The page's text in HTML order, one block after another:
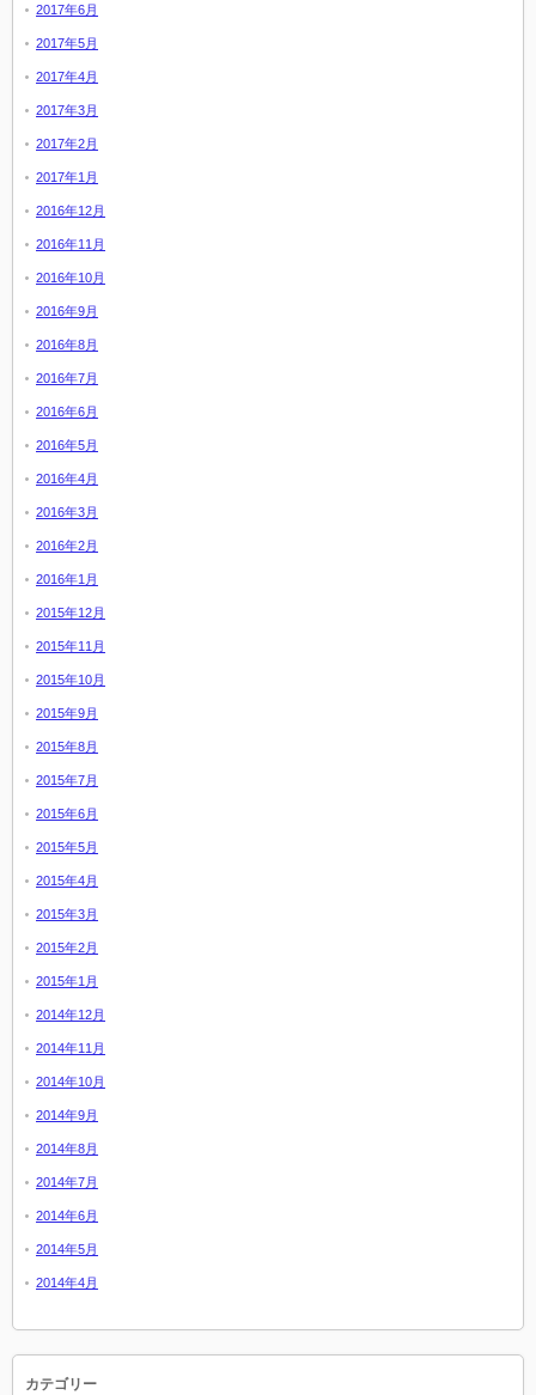
2017年6月
2017年5月
2017年4月
2017年3月
2017年2月
2017年1月
2016年12月
2016年11月
2016年10月
2016年9月
2016年8月
2016年7月
2016年6月
2016年5月
2016年4月
2016年3月
2016年2月
2016年1月
2015年12月
2015年11月
2015年10月
2015年9月
2015年8月
2015年7月
2015年6月
2015年5月
2015年4月
2015年3月
2015年2月
2015年1月
2014年12月
2014年11月
2014年10月
2014年9月
2014年8月
2014年7月
2014年6月
2014年5月
2014年4月
カテゴリー